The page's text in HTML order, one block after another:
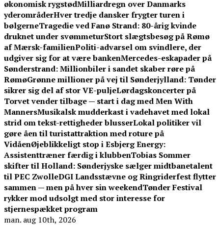
økonomisk rygstødMilliardregn over Danmarks
yderområderHver tredje dansker frygter turen i
bølgerneTragedie ved Fanø Strand: 80-årig kvinde
druknet under svømmeturStort slægtsbesøg på Rømø
af Mærsk-familienPoliti-advarsel om svindlere, der
udgiver sig for at være bankenMercedes-eskapader på
Sønderstrand: Millionbiler i sandet skaber røre på
RømøGrønne millioner på vej til Sønderjylland: Tønder
sikrer sig del af stor VE-puljeLørdagskoncerter på
Torvet vender tilbage — start i dag med Men With
MannersMusikalsk mudderkast i vadehavet med lokal
strid om tekst-rettigheder blusserLokal politiker vil
gøre åen til turistattraktion med roture på
VidåenØjeblikkeligt stop i Esbjerg Energy:
Assistenttræner færdig i klubbenTobias Sommer
skifter til Holland: Sønderjyske sælger midtbanetalent
til PEC ZwolleDGI Landsstævne og Ringriderfest flytter
sammen — men på hver sin weekendTønder Festival
rykker mod udsolgt med stor interesse for
stjernespækket program
man. aug 10th, 2026